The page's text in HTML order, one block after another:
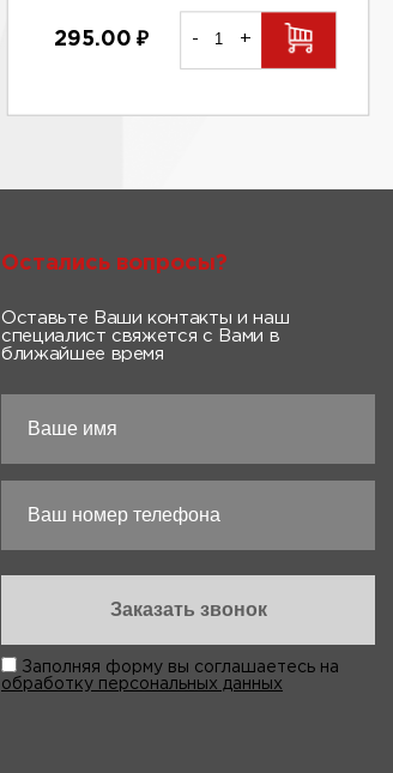
295.00₽ - +
Остались вопросы?
Оставьте Ваши контакты и наш
специалист свяжется с Вами в
ближайшее время
Заполняя форму вы соглашаетесь на
обработку персональных данных